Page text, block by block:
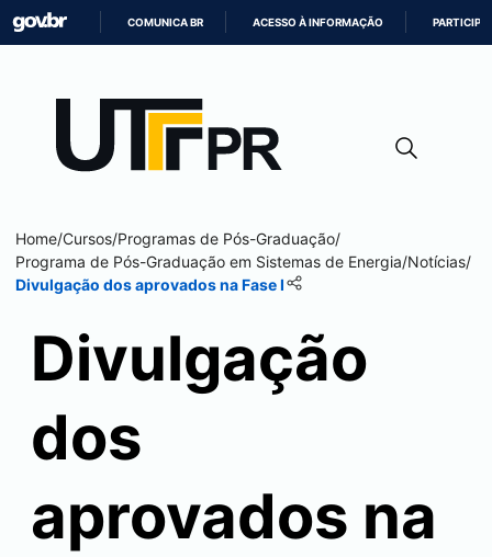
CONTEÚDO
COMUNICA BR ACESSO À INFORMAÇÃO PARTICIPE
Home/Cursos/Programas de Pós-Graduação/
Programa de Pós-Graduação em Sistemas de Energia/Notícias/
Divulgação dos aprovados na Fase I
Divulgação
dos
aprovados na